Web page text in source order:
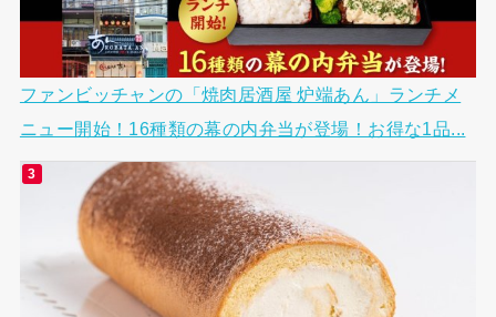
ファンビッチャンの「焼肉居酒屋 炉端あん」ランチメ
ニュー開始！16種類の幕の内弁当が登場！お得な1品...